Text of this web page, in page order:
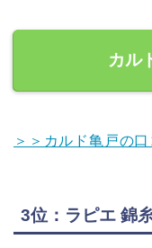
カル
＞＞カルド亀戸の
3位：ラピエ 錦